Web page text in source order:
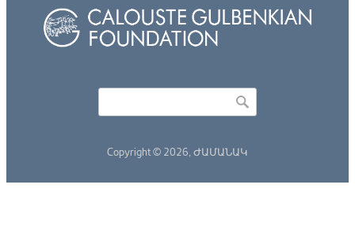
Copyright © 2026, ԺԱՄԱՆԱԿ